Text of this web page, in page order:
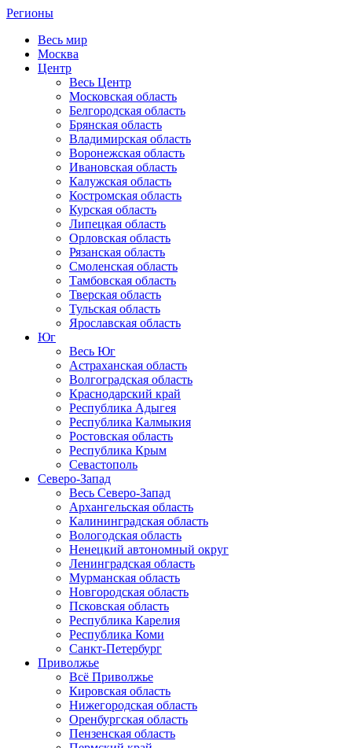
Регионы
Весь мир
Москва
Центр
Весь Центр
Московская область
Белгородская область
Брянская область
Владимирская область
Воронежская область
Ивановская область
Калужская область
Костромская область
Курская область
Липецкая область
Орловская область
Рязанская область
Смоленская область
Тамбовская область
Тверская область
Тульская область
Ярославская область
Юг
Весь Юг
Астраханская область
Волгоградская область
Краснодарский край
Республика Адыгея
Республика Калмыкия
Ростовская область
Республика Крым
Севастополь
Северо-Запад
Весь Северо-Запад
Архангельская область
Калининградская область
Вологодская область
Ненецкий автономный округ
Ленинградская область
Мурманская область
Новгородская область
Псковская область
Республика Карелия
Республика Коми
Санкт-Петербург
Приволжье
Всё Приволжье
Кировская область
Нижегородская область
Оренбургская область
Пензенская область